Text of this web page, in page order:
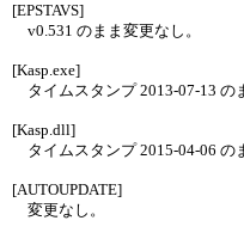
[EPSTAVS]
v0.531 のまま変更なし。
[Kasp.exe]
タイムスタンプ 2013-07-13 の
[Kasp.dll]
タイムスタンプ 2015-04-06 の
[AUTOUPDATE]
変更なし。